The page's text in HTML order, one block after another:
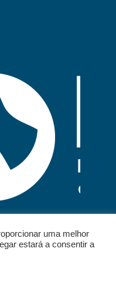
uma melhor
estará a consentir a